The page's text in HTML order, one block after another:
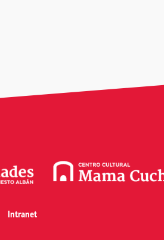
Intranet